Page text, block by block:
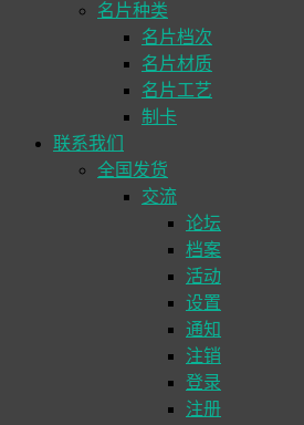
名片种类
名片档次
名片材质
名片工艺
制卡
联系我们
全国发货
交流
论坛
档案
活动
设置
通知
注销
登录
注册